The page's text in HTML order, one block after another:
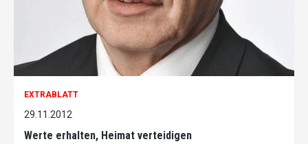
EXTRABLATT
29.11.2012
Werte erhalten, Heimat verteidigen